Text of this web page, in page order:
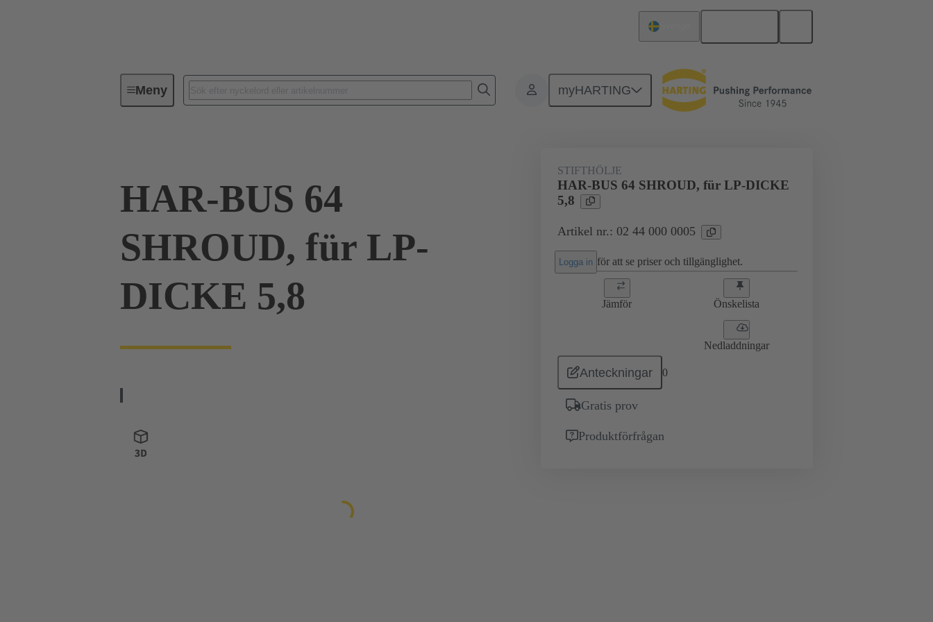
Meny myHARTING
Förbindningsteknik Produkter Förbindning moderkort till dotterkort 02 44 000 0005
HAR-BUS 64
SHROUD, für LP-
DICKE 5,8
STIFTHÖLJE
HAR-BUS 64 SHROUD, für LP-DICKE
5,8
Artikel nr.: 02 44 000 0005
Logga in för att se priser och tillgänglighet.
Jämför Önskelista
Nedladdningar
Anteckningar 0
Gratis prov
Produktförfrågan